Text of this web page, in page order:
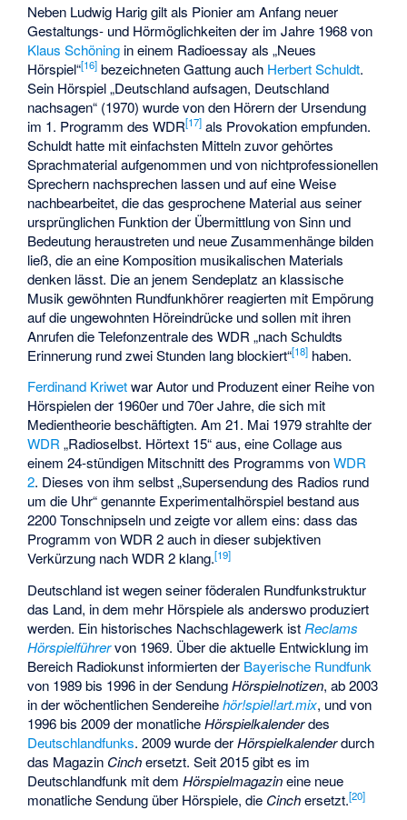
Neben Ludwig Harig gilt als Pionier am Anfang neuer
Gestaltungs- und Hörmöglichkeiten der im Jahre 1968 von
Klaus Schöning in einem Radioessay als „Neues
Hörspiel“[16] bezeichneten Gattung auch Herbert Schuldt.
Sein Hörspiel „Deutschland aufsagen, Deutschland
nachsagen“ (1970) wurde von den Hörern der Ursendung
im 1. Programm des WDR[17] als Provokation empfunden.
Schuldt hatte mit einfachsten Mitteln zuvor gehörtes
Sprachmaterial aufgenommen und von nichtprofessionellen
Sprechern nachsprechen lassen und auf eine Weise
nachbearbeitet, die das gesprochene Material aus seiner
ursprünglichen Funktion der Übermittlung von Sinn und
Bedeutung heraustreten und neue Zusammenhänge bilden
ließ, die an eine Komposition musikalischen Materials
denken lässt. Die an jenem Sendeplatz an klassische
Musik gewöhnten Rundfunkhörer reagierten mit Empörung
auf die ungewohnten Höreindrücke und sollen mit ihren
Anrufen die Telefonzentrale des WDR „nach Schuldts
Erinnerung rund zwei Stunden lang blockiert“[18] haben.
Ferdinand Kriwetwar Autor und Produzent einer Reihe von
Hörspielen der 1960er und 70er Jahre, die sich mit
Medientheorie beschäftigten. Am 21. Mai 1979 strahlte der
WDR„Radioselbst. Hörtext 15“ aus, eine Collage aus
einem 24-stündigen Mitschnitt des Programms vonWDR
2. Dieses von ihm selbst „Supersendung des Radios rund
um die Uhr“ genannte Experimentalhörspiel bestand aus
2200 Tonschnipseln und zeigte vor allem eins: dass das
Programm von WDR 2 auch in dieser subjektiven
Verkürzung nach WDR 2 klang.[19]
Deutschland ist wegen seiner föderalen Rundfunkstruktur
das Land, in dem mehr Hörspiele als anderswo produziert
werden. Ein historisches Nachschlagewerk ist Reclams
Hörspielführervon 1969. Über die aktuelle Entwicklung im
Bereich Radiokunst informierten der Bayerische Rundfunk
von 1989 bis 1996 in der SendungHörspielnotizen, ab 2003
in der wöchentlichen Sendereihehör!spiel!art.mix, und von
1996 bis 2009 der monatlicheHörspielkalenderdes
Deutschlandfunks. 2009 wurde derHörspielkalenderdurch
das Magazin Cinchersetzt. Seit 2015 gibt es im
Deutschlandfunk mit demHörspielmagazineine neue
monatliche Sendung über Hörspiele, die Cinchersetzt.[20]